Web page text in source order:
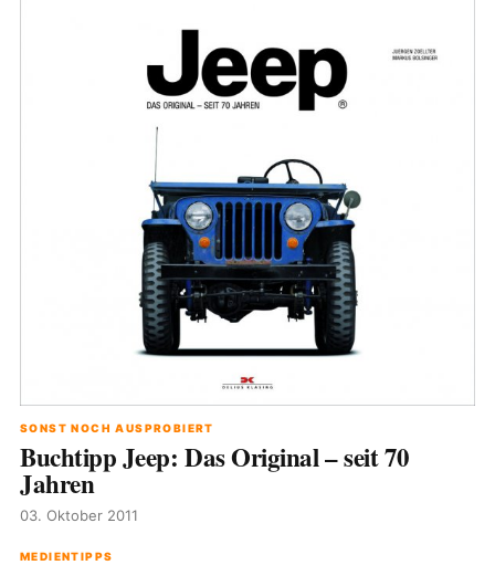
SONST NOCH AUSPROBIERT
Buchtipp Jeep: Das Original – seit 70
Jahren
03. Oktober 2011
MEDIENTIPPS